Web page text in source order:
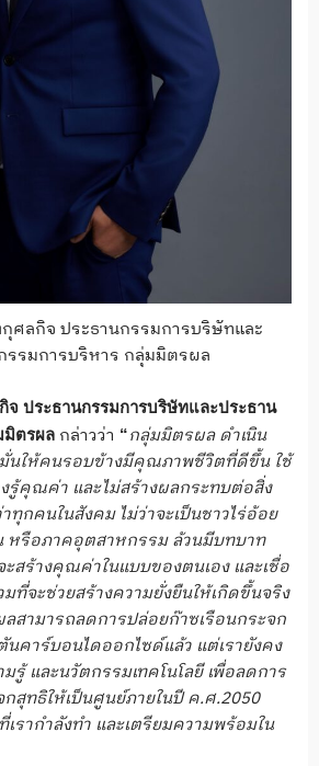
กุศลกิจ ประธานกรรมการบริษัทและ
รรมการบริหาร กลุ่มมิตรผล
จ ประธานกรรมการบริษัทและประธาน
มิตรผล กล่าวว่า “กลุ่มมิตรผล ดำเนิน
นให้คนรอบข้างมีคุณภาพชีวิตที่ดีขึ้น ใช้
รู้คุณค่า และไม่สร้างผลกระทบต่อสิ่ง
าทุกคนในสังคม ไม่ว่าจะเป็นชาวไร่อ้อย
หรือภาคอุตสาหกรรม ล้วนมีบทบาท
สร้างคุณค่าในแบบของตนเองและเชื่อ
ที่จะช่วยสร้างความยั่งยืนให้เกิดขึ้นจริง
สามารถลดการปล่อยก๊าซเรือนกระจก
นคาร์บอนไดออกไซด์แล้วแต่เรายังคง
รู้ และนวัตกรรมเทคโนโลยี เพื่อลดการ
สุทธิให้เป็นศูนย์ภายในปี ค.ศ.2050
ที่เรากำลังทำ และเตรียมความพร้อมใน